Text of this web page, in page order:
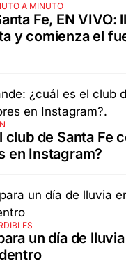
A MINUTO
Fe, EN VIVO:
y comienza el
club de Santa Fe
en Instagram?
un día de